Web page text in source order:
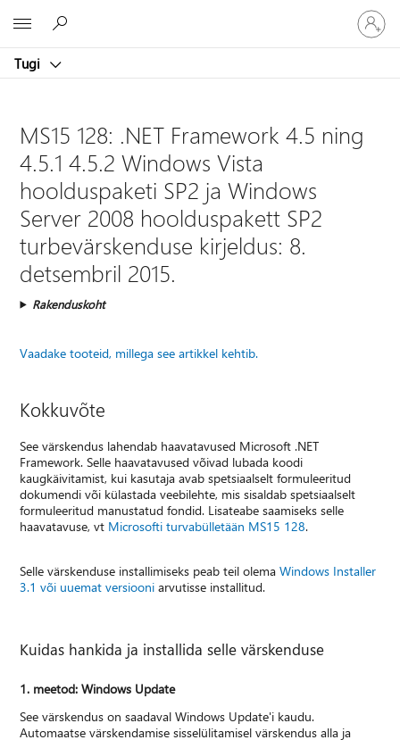
Tugi
Logige
sisse
oma
MS15 128: .NET Framework 4.5 ning
4.5.1 4.5.2 Windows Vista
hoolduspaketi SP2 ja Windows
Server 2008 hoolduspakett SP2
turbevärskenduse kirjeldus: 8.
detsembril 2015.
Rakenduskoht
Vaadake tooteid, millega see artikkel kehtib.
Kokkuvõte
See värskendus lahendab haavatavused Microsoft .NET
Framework. Selle haavatavused võivad lubada koodi
kaugkäivitamist, kui kasutaja avab spetsiaalselt formuleeritud
dokumendi või külastada veebilehte, mis sisaldab spetsiaalselt
formuleeritud manustatud fondid. Lisateabe saamiseks selle
haavatavuse, vt Microsofti turvabülletään MS15 128.
Selle värskenduse installimiseks peab teil olemaWindows Installer
3.1 või uuemat versiooni arvutisse installitud.
Kuidas hankida ja installida selle värskenduse
1. meetod: Windows Update
See värskendus on saadaval Windows Update'i kaudu.
Automaatse värskendamise sisselülitamisel värskendus alla ja